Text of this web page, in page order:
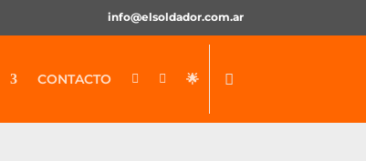
info@elsoldador.com.ar
CONTACTO   🌟